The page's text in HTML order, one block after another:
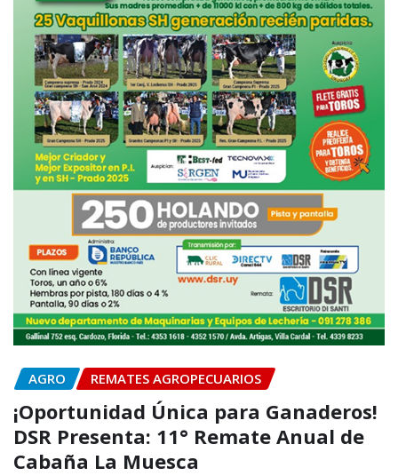
AGRO REMATES AGROPECUARIOS
¡Oportunidad Única para Ganaderos!
DSR Presenta: 11° Remate Anual de
Cabaña La Muesca